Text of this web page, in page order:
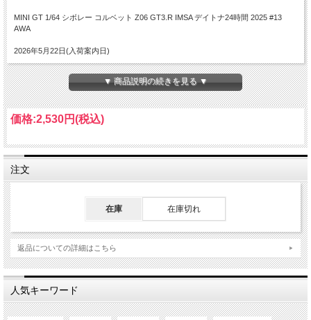
MINI GT 1/64 シボレー コルベット Z06 GT3.R IMSA デイトナ24時間 2025 #13
AWA
2026年5月22日(入荷案内日)
▼ 商品説明の続きを見る ▼
価格:2,530円(税込)
注文
在庫 在庫切れ
返品についての詳細はこちら
人気キーワード